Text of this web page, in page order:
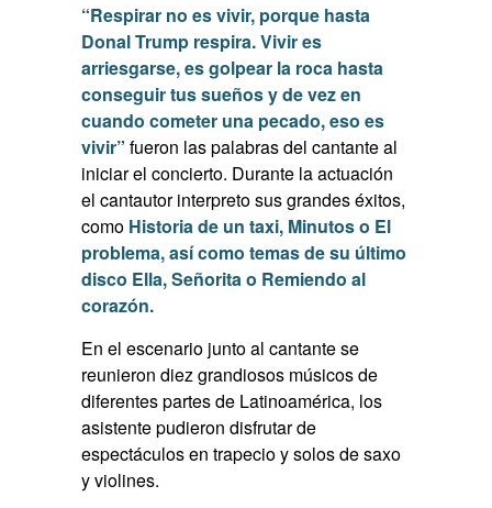
“Respirar no es vivir, porque hasta
Donal Trump respira. Vivir es
arriesgarse, es golpear la roca hasta
conseguir tus sueños y de vez en
cuando cometer una pecado, eso es
vivir” fueron las palabras del cantante al
iniciar el concierto. Durante la actuación
el cantautor interpreto sus grandes éxitos,
como Historia de un taxi, Minutos o El
problema, así como temas de su último
disco Ella, Señorita o Remiendo al
corazón.
En el escenario junto al cantante se
reunieron diez grandiosos músicos de
diferentes partes de Latinoamérica, los
asistente pudieron disfrutar de
espectáculos en trapecio y solos de saxo
y violines.